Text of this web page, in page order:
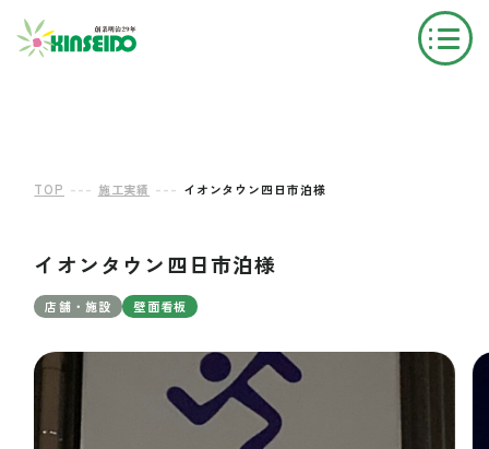
TOP --- 施工実績 --- イオンタウン四日市泊様
イオンタウン四日市泊様
店舗・施設 壁面看板